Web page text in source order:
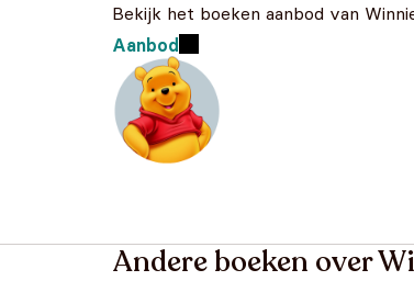
Bekijk het boeken aanbod van
Aanbod
Andere boeken over